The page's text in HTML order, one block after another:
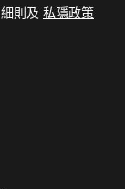
細則及 私隱政策